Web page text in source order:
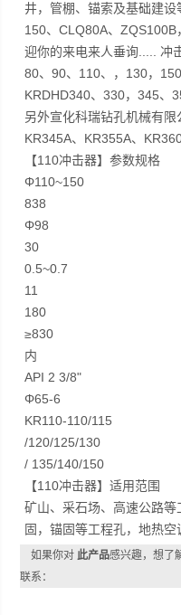
井，管棚、锚索及基础建
150、CLQ80A、
迎你的来电来人垂询..... 冲
80、90、110、，130，
KRDHD340、330，345、
另外宣化科瑞钻孔机械有
KR345A、KR355A、
【110冲击器】参数规格
Φ110~150
838
Φ98
30
0.5~0.7
11
180
≥830
内
API 2 3/8"
Φ65-6
KR110-110/115
/120/125/130
/ 135/140/150
【110冲击器】适用范围
矿山、采石场、高速公路
固，锚固等工程孔，地热空
如果你对此产品感兴趣，想了
联系：